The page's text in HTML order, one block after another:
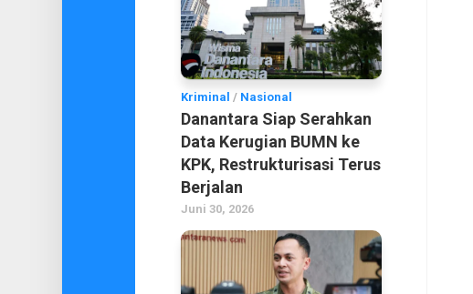
Kriminal / Nasional
Danantara Siap Serahkan
Data Kerugian BUMN ke
KPK, Restrukturisasi Terus
Berjalan
Juni 30, 2026